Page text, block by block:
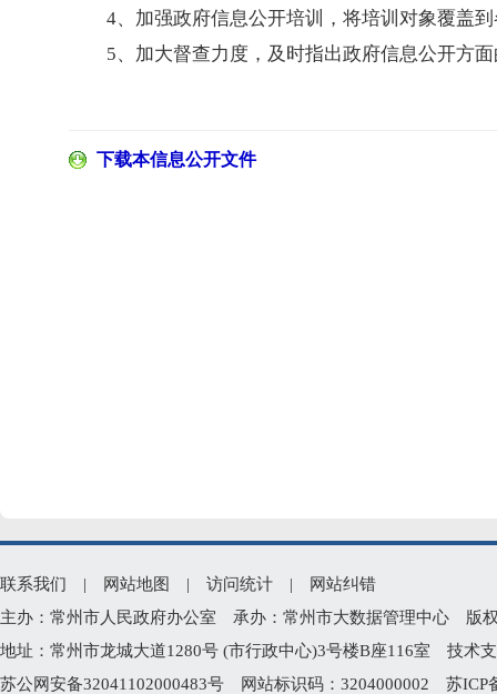
4、加强政府信息公开培训，将培训对象覆盖
5、加大督查力度，及时指出政府信息公开方
下载本信息公开文件
联系我们 | 网站地图 | 访问统计 |
网站纠错
主办：常州市人民政府办公室 承办：常州市大数据管理中心 版
地址：常州市龙城大道1280号 (市行政中心)3号楼B座116室 技术
苏公网安备32041102000483号 网站标识码：3204000002 苏ICP